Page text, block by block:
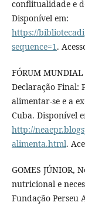
conflitualidade e
Disponível em:
https://
sequence=1.
FÓRUM
Declaração Final:
alimentar-se e a
Cuba. Disponível
http://
alimenta.html.
GOMES JÚNIOR,
nutricional e
Fundação Perseu